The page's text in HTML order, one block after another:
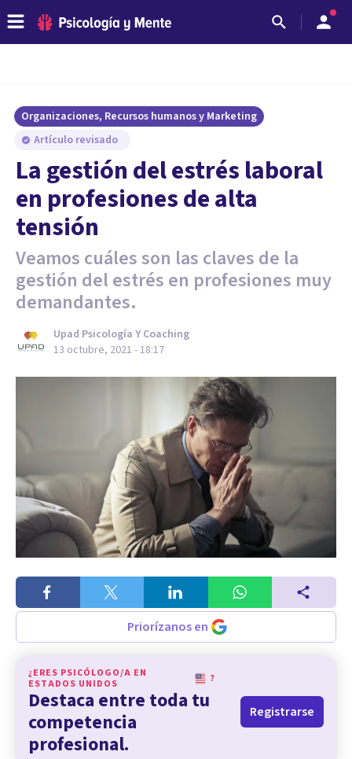
Organizaciones, Recursos humanos y Marketing
Artículo revisado
La gestión del estrés laboral
en profesiones de alta
tensión
Veamos cuáles son las claves de la
gestión del estrés en profesiones muy
demandantes.
Upad Psicología Y Coaching
13 octubre, 2021 - 18:17
Priorízanos en
¿ERES PSICÓLOGO/A EN
ESTADOS UNIDOS
?
Destaca entre toda tu
competencia
profesional.
Registrarse